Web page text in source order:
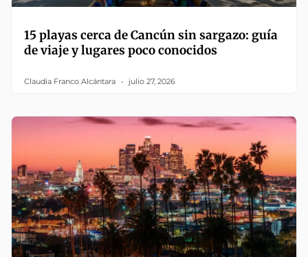
15 playas cerca de Cancún sin sargazo: guía
de viaje y lugares poco conocidos
Claudia Franco Alcántara julio 27, 2026